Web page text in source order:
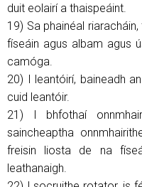
duit eolairí a thaispeáint.
19) Sa phainéal
físeáin agus albam agus
camóga.
20) I leantóirí, baineadh
cuid leantóir.
21) I bhfothaí
saincheaptha
freisin liosta de na
leathanaigh.